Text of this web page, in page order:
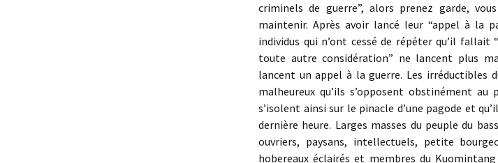
criminels de guerre”, alors prenez garde,
maintenir. Après avoir lancé leur “appel à la
individus qui n’ont cessé de répéter qu’il
toute autre considération” ne lancent plus
lancent un appel à la guerre. Les irréductibles
malheureux qu’ils s’opposent obstinément
s’isolent ainsi sur le pinacle d’une pagode et
dernière heure. Larges masses du peuple du
ouvriers, paysans, intellectuels, petite
hobereaux éclairés et membres du